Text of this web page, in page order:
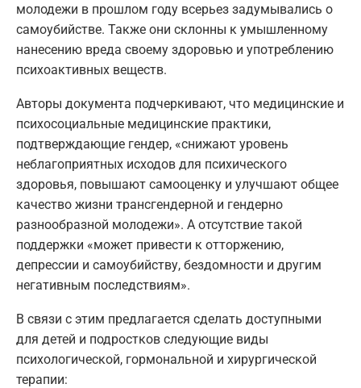
молодежи в прошлом году всерьез задумывались о
самоубийстве. Также они склонны к умышленному
нанесению вреда своему здоровью и употреблению
психоактивных веществ.
Авторы документа подчеркивают, что медицинские и
психосоциальные медицинские практики,
подтверждающие гендер, «снижают уровень
неблагоприятных исходов для психического
здоровья, повышают самооценку и улучшают общее
качество жизни трансгендерной и гендерно
разнообразной молодежи». А отсутствие такой
поддержки «может привести к отторжению,
депрессии и самоубийству, бездомности и другим
негативным последствиям».
В связи с этим предлагается сделать доступными
для детей и подростков следующие виды
психологической, гормональной и хирургической
терапии: